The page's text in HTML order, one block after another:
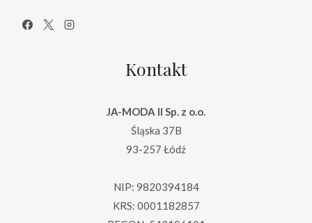
Kontakt
JA-MODA II Sp. z o.o.
Śląska 37B
93-257 Łódź
NIP: 9820394184
KRS: 0001182857